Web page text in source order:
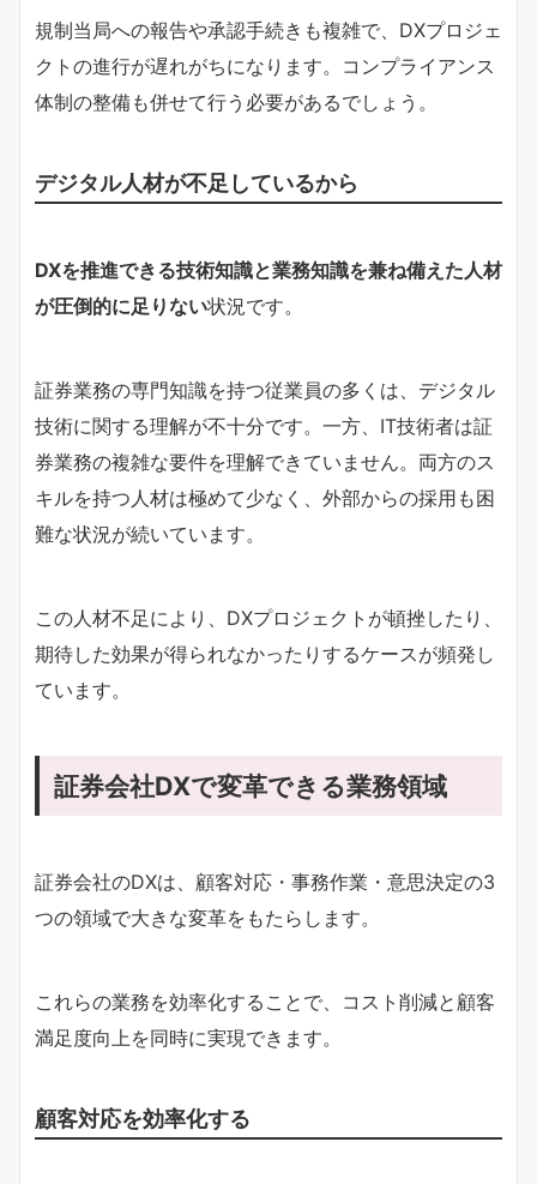
規制当局への報告や承認手続きも複雑で、DXプロジェ
クトの進行が遅れがちになります。コンプライアンス
体制の整備も併せて行う必要があるでしょう。
デジタル人材が不足しているから
DXを推進できる技術知識と業務知識を兼ね備えた人材
が圧倒的に足りない状況です。
証券業務の専門知識を持つ従業員の多くは、デジタル
技術に関する理解が不十分です。一方、IT技術者は証
券業務の複雑な要件を理解できていません。両方のス
キルを持つ人材は極めて少なく、外部からの採用も困
難な状況が続いています。
この人材不足により、DXプロジェクトが頓挫したり、
期待した効果が得られなかったりするケースが頻発し
ています。
証券会社DXで変革できる業務領域
証券会社のDXは、顧客対応・事務作業・意思決定の3
つの領域で大きな変革をもたらします。
これらの業務を効率化することで、コスト削減と顧客
満足度向上を同時に実現できます。
顧客対応を効率化する